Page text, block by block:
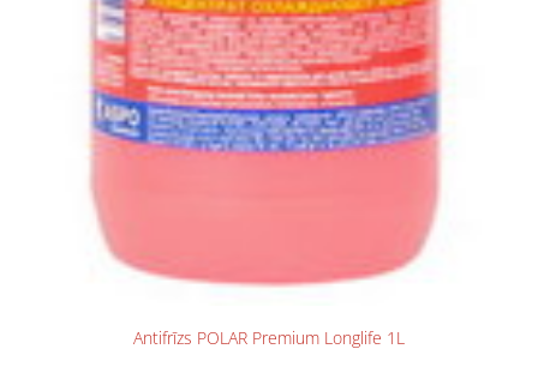
Antifrīzs POLAR Premium Longlife 1L